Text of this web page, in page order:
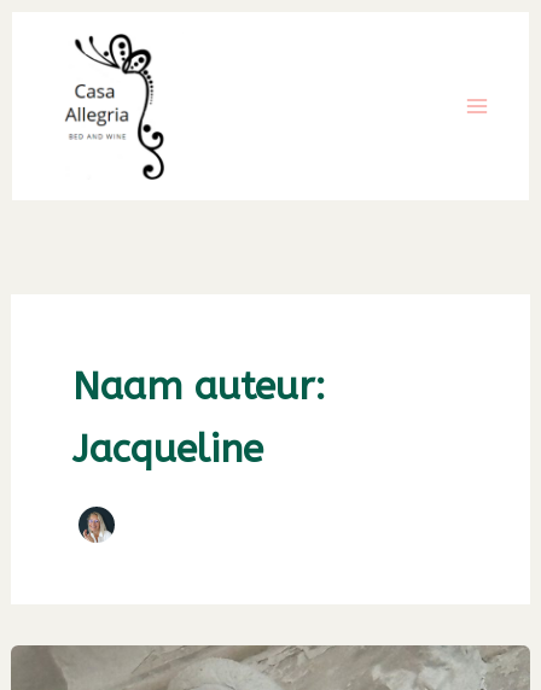
inhoud
Naam auteur:
Jacqueline